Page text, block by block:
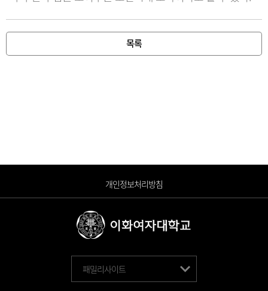
목록
개인정보처리방침
패밀리사이트